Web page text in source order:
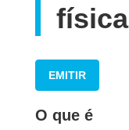
física
EMITIR
O que é